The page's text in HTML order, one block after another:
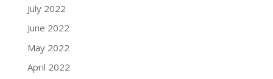
July 2022
June 2022
May 2022
April 2022